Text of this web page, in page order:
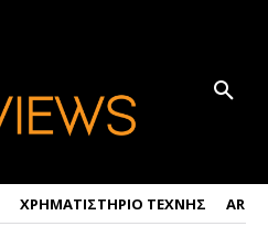
ΧΡΗΜΑΤΙΣΤΗΡΙΟ ΤΕΧΝΗΣ ART